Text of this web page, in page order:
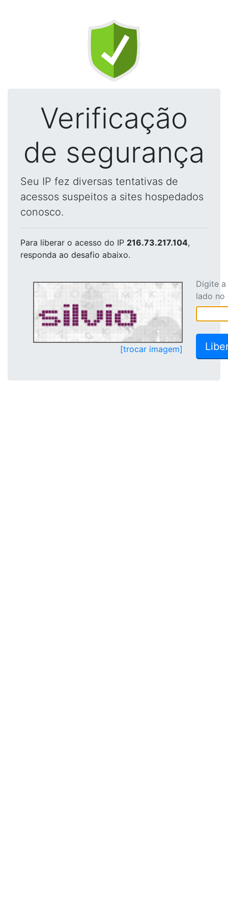
Verificação
de segurança
Seu IP fez diversas tentativas de
acessos suspeitos a sites hospedados
conosco.
Para liberar o acesso do IP 216.73.217.104,
responda ao desafio abaixo.
[trocar imagem]
Digite
lado no